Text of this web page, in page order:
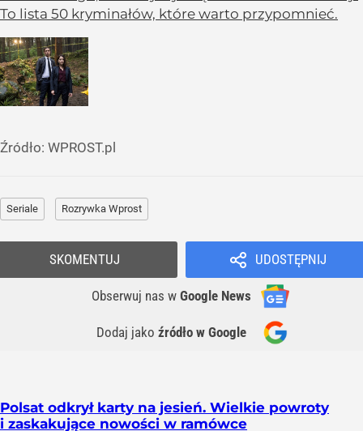
To lista 50 kryminałów, które warto przypomnieć.
Źródło: WPROST.pl
Seriale Rozrywka Wprost
UDOSTĘPNIJ
Obserwuj nas w Google News
Dodaj jako źródło w Google
SKOMENTUJ
Polsat odkrył karty na jesień. Wielkie powroty
i zaskakujące nowości w ramówce